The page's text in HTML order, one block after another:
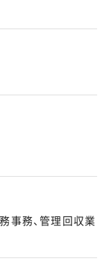
事務、管理回収業